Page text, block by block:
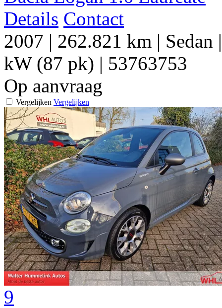
Details Contact
2007 | 262.821 km | Sedan
kW (87 pk) | 53763753
Op aanvraag
Vergelijken Vergelijken
9